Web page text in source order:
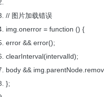
// 图片加载错误
img.onerror = function () {
error && error();
clearInterval(intervalId);
body &&
};